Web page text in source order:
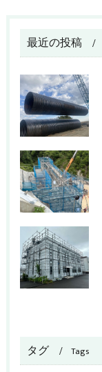
最近の投稿
タグ Tags